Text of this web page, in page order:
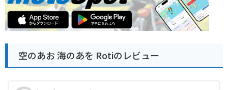
空のあお 海のあを Rotiのレビュー